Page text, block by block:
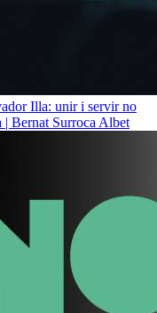
Illa: unir i servir no
| Bernat Surroca Albet